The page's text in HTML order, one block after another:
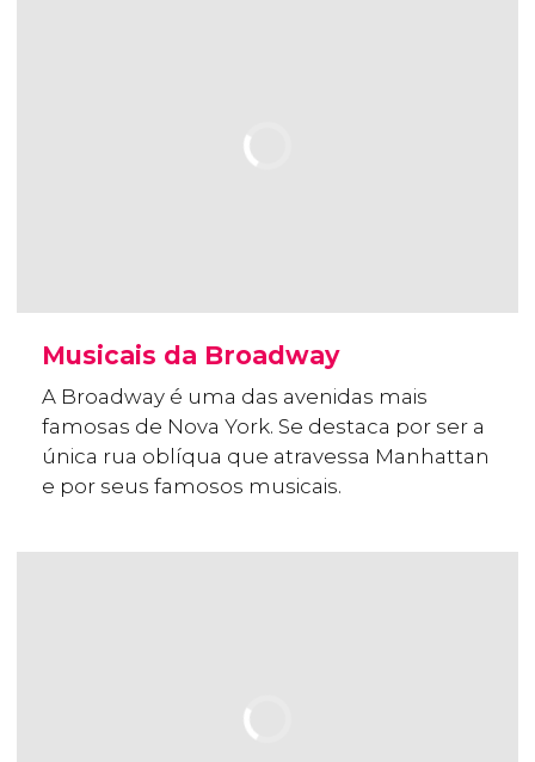
Musicais da Broadway
A Broadway é uma das avenidas mais
famosas de Nova York. Se destaca por ser a
única rua oblíqua que atravessa Manhattan
e por seus famosos musicais.